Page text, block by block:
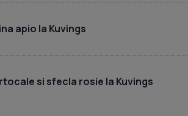
apio la Kuvings
si sfecla rosie la Kuvings